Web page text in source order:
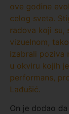
ove godine
celog sveta.
radova koji su,
vizuelnom,
izabrali poziva
u okviru kojih
performans,
Lađušić.
On je dodao